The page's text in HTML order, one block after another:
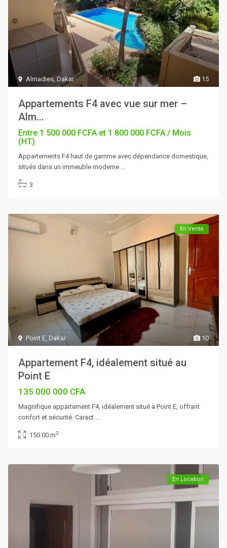
15
Almadies ,Dakar
Appartements F4 avec vue sur mer –
Alm...
Entre 1 500 000 FCFA et 1 800 000 FCFA / Mois
(HT)
Appartements F4 haut de gamme avec dépendance domestique,
situés dans un immeuble moderne
3
10
Point E Dakar
En Vente
Appartement F4, idéalement situé au
Point E
135 000 000 CFA
Magnifique appartement F4, idéalement situé à Point E, offrant
confort et sécurité. Caract
150.00 m2
En Location